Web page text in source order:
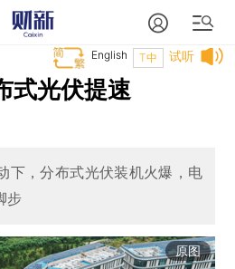
试听
T中
English
式光伏提速
下，分布式光伏装机火爆，电
步
原图